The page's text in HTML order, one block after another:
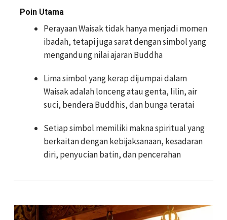
Poin Utama
Perayaan Waisak tidak hanya menjadi momen
ibadah, tetapi juga sarat dengan simbol yang
mengandung nilai ajaran Buddha
Lima simbol yang kerap dijumpai dalam
Waisak adalah lonceng atau genta, lilin, air
suci, bendera Buddhis, dan bunga teratai
Setiap simbol memiliki makna spiritual yang
berkaitan dengan kebijaksanaan, kesadaran
diri, penyucian batin, dan pencerahan